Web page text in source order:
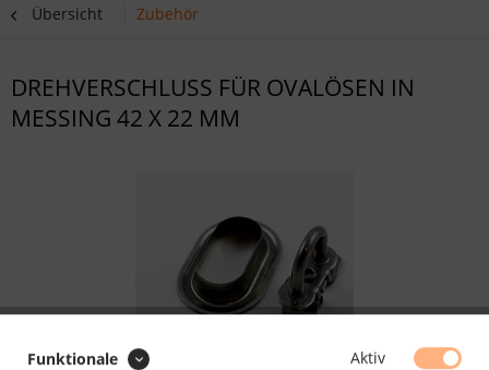
Übersicht Zubehör
DREHVERSCHLUSS FÜR OVALÖSEN IN
MESSING 42 X 22 MM
Funktionale Aktiv